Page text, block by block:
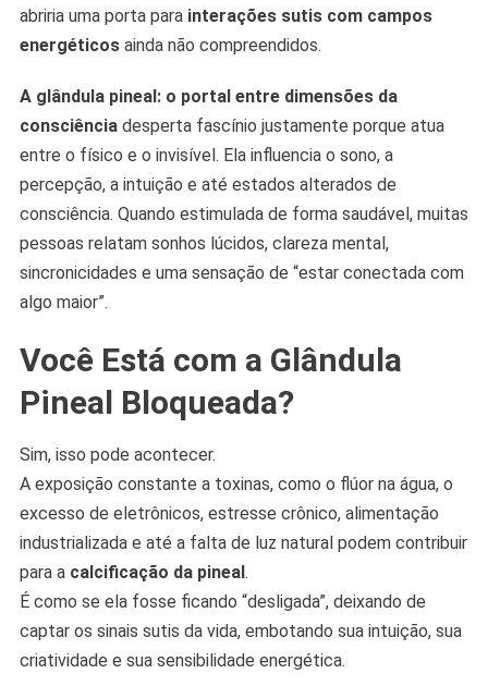
abriria uma porta para interações sutis com campos
energéticosainda não compreendidos.
A glândula pineal: o portal entre dimensões da
consciênciadesperta fascínio justamente porque atua
entre o físico e o invisível. Ela influencia o sono, a
percepção, a intuição e até estados alterados de
consciência. Quando estimulada de forma saudável, muitas
pessoas relatam sonhos lúcidos, clareza mental,
sincronicidades e uma sensação de “estar conectada com
algo maior”.
Você Está com a Glândula
Pineal Bloqueada?
Sim, isso pode acontecer.
A exposição constante a toxinas, como o flúor na água, o
excesso de eletrônicos, estresse crônico, alimentação
industrializada e até a falta de luz natural podem contribuir
para a calcificação da pineal .
É como se ela fosse ficando “desligada”, deixando de
captar os sinais sutis da vida, embotando sua intuição, sua
criatividade e sua sensibilidade energética.